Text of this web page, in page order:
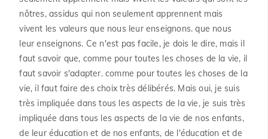
nôtres, assidus qui non seulement apprennent mais
vivent les valeurs que nous leur enseignons. que nous
leur enseignons. Ce n'est pas facile, je dois le dire, mais il
faut savoir que, comme pour toutes les choses de la vie, il
faut savoir s'adapter. comme pour toutes les choses de la
vie, il faut faire des choix très délibérés. Mais oui, je suis
très impliquée dans tous les aspects de la vie, je suis très
impliquée dans tous les aspects de la vie de nos enfants,
de leur éducation et de nos enfants, de l'éducation et de